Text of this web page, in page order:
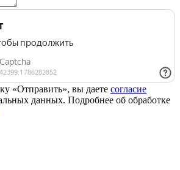
«Отправить», вы даете согласие
данных. Подробнее об обработке